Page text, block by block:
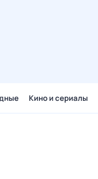
Кино и сериалы